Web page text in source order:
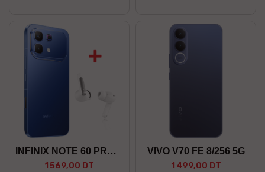
INFINIX NOTE 60 PRO 12/256 5G
1 569,00 DT
VIVO V70 FE 8/256 5G
1 499,00 DT